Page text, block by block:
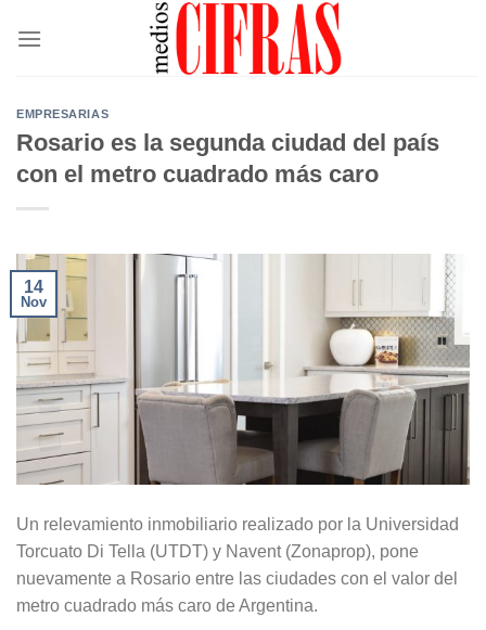
EMPRESARIAS
Rosario es la segunda ciudad del país
con el metro cuadrado más caro
14
Nov
Un relevamiento inmobiliario realizado por la Universidad
Torcuato Di Tella (UTDT) y Navent (Zonaprop), pone
nuevamente a Rosario entre las ciudades con el valor del
metro cuadrado más caro de Argentina.